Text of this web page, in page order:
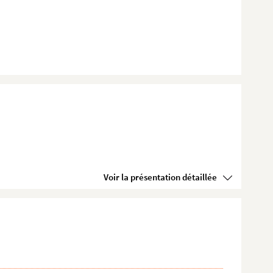
Voir la présentation détaillée